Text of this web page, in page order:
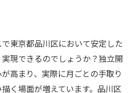
東京都品川区において安定した
現できるのでしょうか？独立開
高まり、実際に月ごとの手取り
く場面が増えています。品川区